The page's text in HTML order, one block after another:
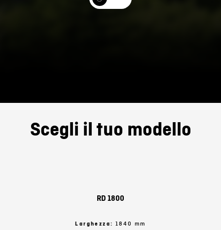
Scegli il tuo modello
RD 1800
Larghezza: 1840 mm